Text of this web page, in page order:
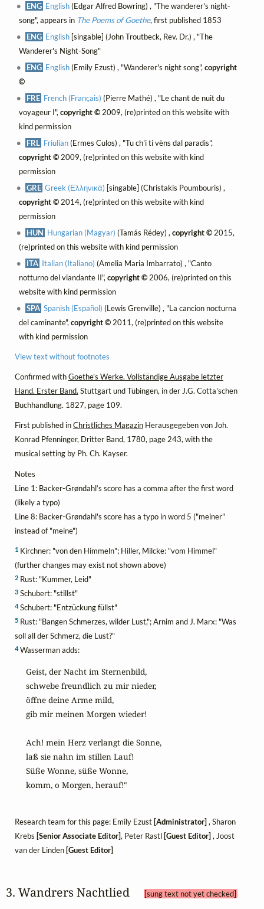
ENG English(Edgar Alfred Bowring) , "The wanderer's night-
song", appears in The Poems of Goethe, first published 1853
ENG English [singable] (John Troutbeck, Rev. Dr.) , "The
Wanderer's Night-Song"
ENG English(Emily Ezust) , "Wanderer's night song",copyright
©
FRE French (Français) (Pierre Mathé) , "Le chant de nuit du
voyageur I", copyright ©2009, (re)printed on this website with
kind permission
FRL Friulian(Ermes Culos) , "Tu ch'i ti vèns dal paradìs",
copyright ©2009, (re)printed on this website with kind
permission
GRE Greek (Ελληνικά) [singable] (Christakis Poumbouris) ,
copyright ©2014, (re)printed on this website with kind
permission
HUN Hungarian (Magyar) (Tamás Rédey) ,copyright © 2015,
(re)printed on this website with kind permission
ITA Italian (Italiano) (Amelia Maria Imbarrato) , "Canto
notturno del viandante II", copyright ©2006, (re)printed on this
website with kind permission
SPA Spanish (Español) (Lewis Grenville) , "La cancion nocturna
del caminante", copyright ©2011, (re)printed on this website
with kind permission
View text without footnotes
Confirmed withGoethe’s Werke. Vollständige Ausgabe letzter
Hand. Erster Band. Stuttgart und Tübingen, in der J.G. Cotta'schen
Buchhandlung. 1827, page 109.
First published inChristliches MagazinHerausgegeben von Joh.
Konrad Pfenninger, Dritter Band, 1780, page 243, with the
musical setting by Ph. Ch. Kayser.
Notes
Line 1: Backer-Grøndahl’s score has a comma after the first word
(likely a typo)
Line 8: Backer-Grøndahl's score has a typo in word 5 ("meiner"
instead of "meine")
1Kirchner: "von den Himmeln"; Hiller, Milcke: "vom Himmel"
(further changes may exist not shown above)
2Rust: "Kummer, Leid"
3Schubert: "stillst"
4Schubert: "Entzückung füllst"
5Rust: "Bangen Schmerzes, wilder Lust,"; Arnim and J. Marx: "Was
soll all der Schmerz, die Lust?"
4Wasserman adds:
Geist, der Nacht im Sternenbild,
schwebe freundlich zu mir nieder,
öffne deine Arme mild,
gib mir meinen Morgen wieder!
Ach! mein Herz verlangt die Sonne,
laß sie nahn im stillen Lauf!
Süße Wonne, süße Wonne,
komm, o Morgen, herauf!"
Research team for this page: Emily Ezust [Administrator] , Sharon
Krebs [Senior Associate Editor], Peter Rastl [Guest Editor] , Joost
van der Linden [Guest Editor]
3. Wandrers Nachtlied [sung text not yet checked]